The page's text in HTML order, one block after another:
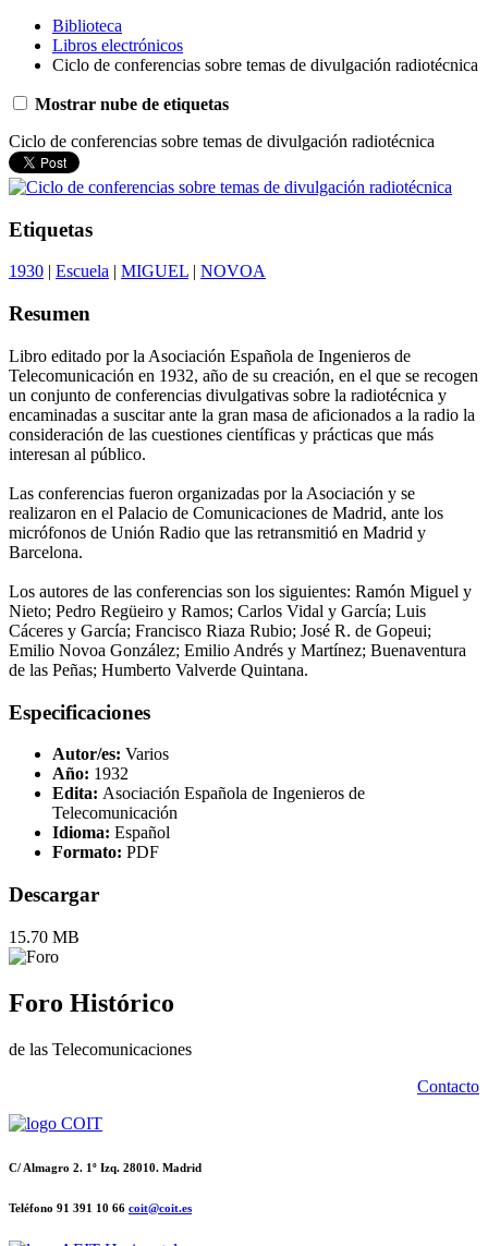
Biblioteca
Libros electrónicos
Ciclo de conferencias sobre temas de divulgación radiotécnica
Mostrar nube de etiquetas
Ciclo de conferencias sobre temas de divulgación radiotécnica
Etiquetas
1930 | Escuela | MIGUEL | NOVOA
Resumen
Libro editado por la Asociación Española de Ingenieros de
Telecomunicación en 1932, año de su creación, en el que se recogen
un conjunto de conferencias divulgativas sobre la radiotécnica y
encaminadas a suscitar ante la gran masa de aficionados a la radio la
consideración de las cuestiones científicas y prácticas que más
interesan al público.
Las conferencias fueron organizadas por la Asociación y se
realizaron en el Palacio de Comunicaciones de Madrid, ante los
micrófonos de Unión Radio que las retransmitió en Madrid y
Barcelona.
Los autores de las conferencias son los siguientes: Ramón Miguel y
Nieto; Pedro Regüeiro y Ramos; Carlos Vidal y García; Luis
Cáceres y García; Francisco Riaza Rubio; José R. de Gopeui;
Emilio Novoa González; Emilio Andrés y Martínez; Buenaventura
de las Peñas; Humberto Valverde Quintana.
Especificaciones
Autor/es: Varios
Año: 1932
Edita: Asociación Española de Ingenieros de
Telecomunicación
Idioma: Español
Formato: PDF
Descargar
15.70 MB
Foro Histórico
de las Telecomunicaciones
Contacto
C/ Almagro 2. 1º Izq. 28010. Madrid
Teléfono 91 391 10 66 coit@coit.es